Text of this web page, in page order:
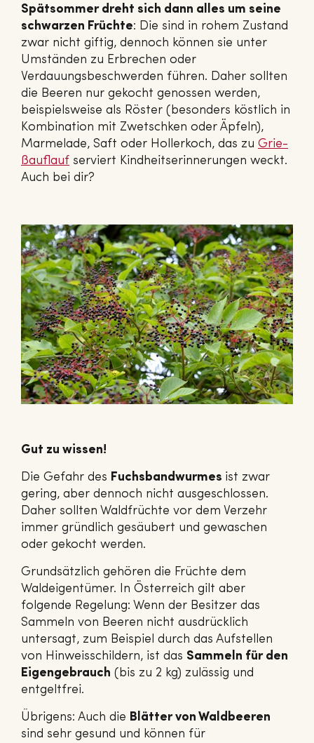
Spätsommer dreht sich dann alles um seine
schwarzen Früchte: Die sind in rohem Zustand
zwar nicht giftig, dennoch können sie unter
Umständen zu Erbrechen oder
Verdauungsbeschwerden führen. Daher sollten
die Beeren nur gekocht genossen werden,
beispielsweise als Röster (besonders köstlich in
Kombination mit Zwetschken oder Äpfeln),
Marmelade, Saft oder Hollerkoch, das zu Grie­
ßauf­lauf serviert Kindheitserinnerungen weckt.
Auch bei dir?
Gut zu wissen!
Die Gefahr des Fuchsbandwurmes ist zwar
gering, aber dennoch nicht ausgeschlossen.
Daher sollten Waldfrüchte vor dem Verzehr
immer gründlich gesäubert und gewaschen
oder gekocht werden.
Grundsätzlich gehören die Früchte dem
Waldeigentümer. In Österreich gilt aber
folgende Regelung: Wenn der Besitzer das
Sammeln von Beeren nicht ausdrücklich
untersagt, zum Beispiel durch das Aufstellen
von Hinweisschildern, ist das Sammeln für den
Eigengebrauch (bis zu 2 kg) zulässig und
entgeltfrei.
Übrigens: Auch die Blätter von Waldbeeren
sind sehr gesund und können für